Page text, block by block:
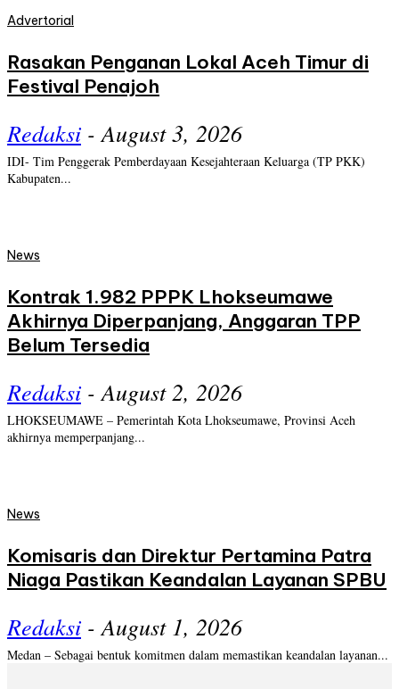
Advertorial
Rasakan Penganan Lokal Aceh Timur di
Festival Penajoh
Redaksi - August 3, 2026
IDI- Tim Penggerak Pemberdayaan Kesejahteraan Keluarga (TP PKK)
Kabupaten...
News
Kontrak 1.982 PPPK Lhokseumawe
Akhirnya Diperpanjang, Anggaran TPP
Belum Tersedia
Redaksi - August 2, 2026
LHOKSEUMAWE – Pemerintah Kota Lhokseumawe, Provinsi Aceh
akhirnya memperpanjang...
News
Komisaris dan Direktur Pertamina Patra
Niaga Pastikan Keandalan Layanan SPBU
Redaksi - August 1, 2026
Medan – Sebagai bentuk komitmen dalam memastikan keandalan layanan...